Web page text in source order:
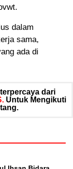
dalam
sama,
ada di
dari
Untuk Mengikuti